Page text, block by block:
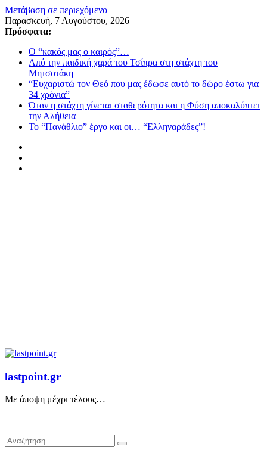
Μετάβαση σε περιεχόμενο
Παρασκευή, 7 Αυγούστου, 2026
Πρόσφατα:
Ο “κακός μας ο καιρός”…
Από την παιδική χαρά του Τσίπρα στη στάχτη του
Μητσοτάκη
“Ευχαριστώ τον Θεό που μας έδωσε αυτό το δώρο έστω για
34 χρόνια”
Όταν η στάχτη γίνεται σταθερότητα και η Φύση αποκαλύπτει
την Αλήθεια
Το “Πανάθλιο” έργο και οι… “Ελληναράδες”!
lastpoint.gr
Με άποψη μέχρι τέλους…